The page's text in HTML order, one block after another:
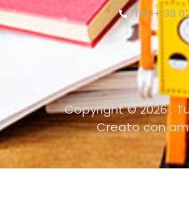
Tel: + 39
Copyright © 2026 .
Creato con